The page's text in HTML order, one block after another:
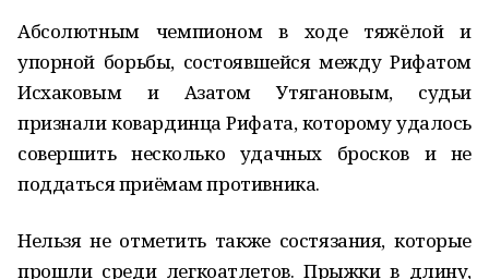
Абсолютным чемпионом в ходе тяжёлой и
упорной борьбы, состоявшейся между Рифатом
Исхаковым и Азатом Утягановым, судьи
признали ковардинца Рифата, которому удалось
совершить несколько удачных бросков и не
поддаться приёмам противника.
Нельзя не отметить также состязания, которые
прошли среди легкоатлетов. Прыжки в длину,